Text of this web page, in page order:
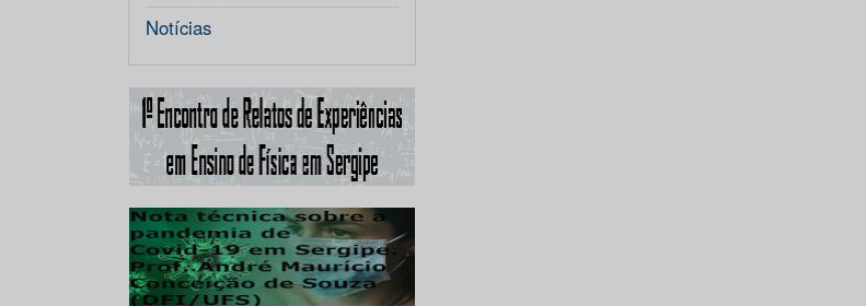
Notícias